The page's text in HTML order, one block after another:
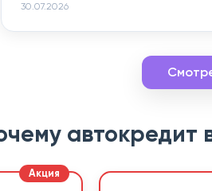
30.07.2026
автокредит